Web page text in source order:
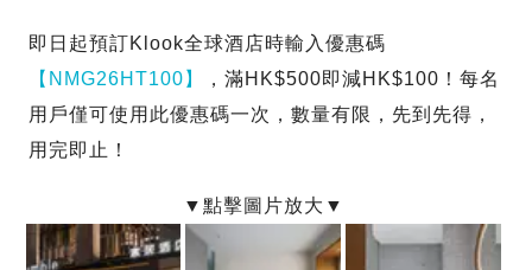
即日起預訂Klook全球酒店時輸入優惠碼
【NMG26HT100】
，滿HK$500即減HK$100！每名
用戶僅可使用此優惠碼一次，數量有限，先到先得，
用完即止！